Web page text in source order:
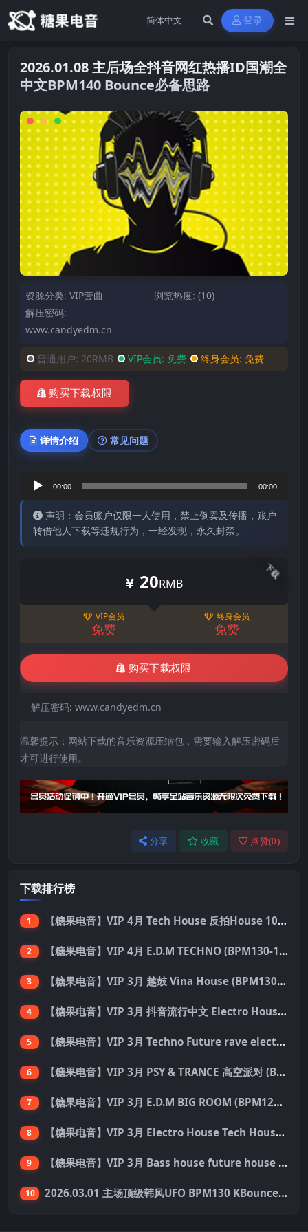
登录
2026.01.08 主后场全抖音网红热播ID国潮全
中文BPM140 Bounce必备思路
资源分类: VIP套曲
浏览热度: (10)
解压密码:
www.candyedm.cn
普通用户: 20RMB VIP会员: 免费 终身会员: 免费
购买下载权限
详情介绍 常见问题
频
放
00:00 00:00
声明：会员账户仅限一人使用，禁止倒卖及传播，账户
转借他人下载等违规行为，一经发现，永久封禁。
下载
20RMB
VIP会员
免费
终身会员
免费
购买下载权限
解压密码: www.candyedm.cn
温馨提示：网站下载的音乐资源压缩包，需要输入解压密码后
才可进行使用。
分享 收藏 点赞(0)
下载排行榜
1 【糖果电音】VIP 4月 Tech House 反拍House 100首 Pack
2 【糖果电音】VIP 4月 E.D.M TECHNO (BPM130-150) 国内外优秀制作人ID 137首 Pack
3 【糖果电音】VIP 3月 越鼓 Vina House (BPM130-140) 33首 Pack
4 【糖果电音】VIP 3月 抖音流行中文 Electro House 227首 Pack
5 【糖果电音】VIP 3月 Techno Future rave electro hard dance 136首 Pack
6 【糖果电音】VIP 3月 PSY & TRANCE 高空派对 (BPM138-150) 55首 Pack
7 【糖果电音】VIP 3月 E.D.M BIG ROOM (BPM128-140) 外网资源 149首 Pack
8 【糖果电音】VIP 3月 Electro House Tech House 200首 Pack
9 【糖果电音】VIP 3月 Bass house future house Tech house 155首 Pack
10 2026.03.01 主场顶级韩风UFO BPM130 KBounce&Techno&House心动派对思路（附点位图）